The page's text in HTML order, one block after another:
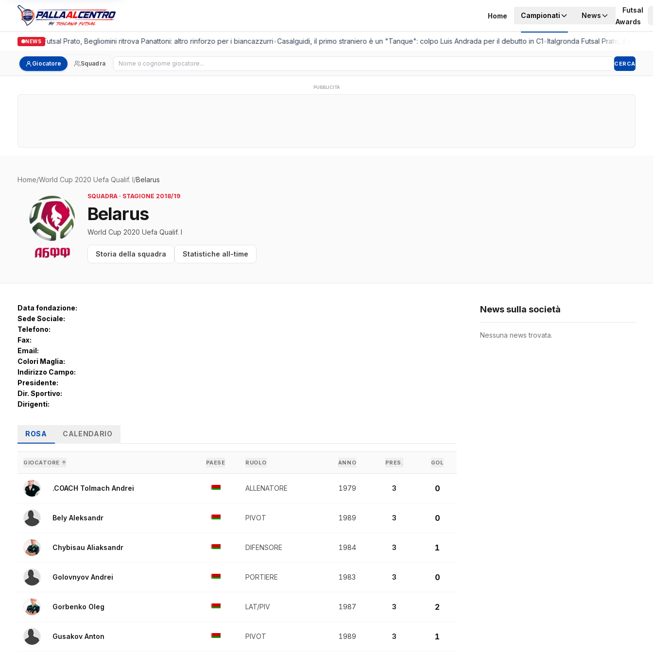
Home Campionati News
Futsal
Awards
NEWS
Italgronda Futsal Prato, Begliomini ritrova Panattoni: altro rinforzo per i biancazzurri•Casalguidi, il primo straniero è un "Tanque": colpo Luis Andrada per il debutto in C1•Italgronda Futsal Prato, il colpo
Giocatore Squadra Cerca giocatore CERCA
PUBBLICITÀ
Home/World Cup 2020 Uefa Qualif. I/Belarus
SQUADRA · STAGIONE 2018/19
Belarus
World Cup 2020 Uefa Qualif. I
Storia della squadra Statistiche all-time
Data fondazione:
Sede Sociale:
Telefono:
Fax:
Email:
Colori Maglia:
Indirizzo Campo:
Presidente:
Dir. Sportivo:
Dirigenti:
ROSA CALENDARIO
GIOCATORE ↑ PAESE RUOLO ANNO PRES. GOL
.COACH Tolmach Andrei ALLENATORE 1979 3 0
Bely Aleksandr PIVOT 1989 3 0
Chybisau Aliaksandr DIFENSORE 1984 3 1
Golovnyov Andrei PORTIERE 1983 3 0
Gorbenko Oleg LAT/PIV 1987 3 2
Gusakov Anton PIVOT 1989 3 1
News sulla società
Nessuna news trovata.